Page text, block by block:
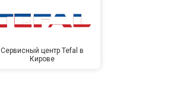
Сервисный центр Tefal в
Кирове